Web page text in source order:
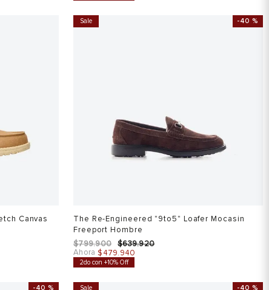
Canvas
Sale -40 %
The Re-Engineered "9to5" Loafer Mocasin
Freeport Hombre
$799.900 $639.920
Ahora $479.940
2do con +10% Off
-40 % Sale -40 %